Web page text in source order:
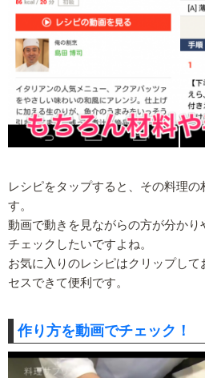
レシピをタップすると、その料理の
す。
動画で動きを見ながらの方が分かり
チェックしたいですよね。
お気に入りのレシピはクリップして
セスできて便利です。
作り方を動画でチェック！